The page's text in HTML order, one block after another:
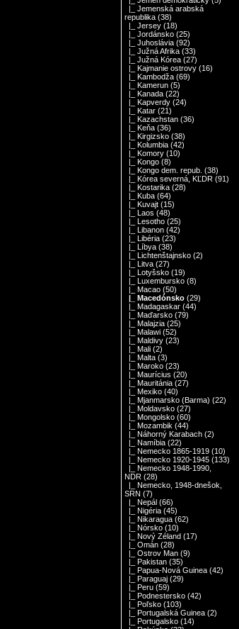
|_ Jemenská arabská
republika (38)
|_ Jersey (18)
|_ Jordánsko (25)
|_ Juhoslávia (92)
|_ Južná Afrika (33)
|_ Južná Kórea (27)
|_ Kajmanie ostrovy (16)
|_ Kambodža (69)
|_ Kamerun (5)
|_ Kanada (22)
|_ Kapverdy (24)
|_ Katar (21)
|_ Kazachstan (36)
|_ Keňa (36)
|_ Kirgizsko (38)
|_ Kolumbia (42)
|_ Komory (10)
|_ Kongo (8)
|_ Kongo dem. repub. (38)
|_ Kórea severná, KĽDR (91)
|_ Kostarika (28)
|_ Kuba (64)
|_ Kuvajt (15)
|_ Laos (48)
|_ Lesotho (25)
|_ Libanon (42)
|_ Libéria (23)
|_ Líbya (38)
|_ Lichtenštajnsko (2)
|_ Litva (27)
|_ Lotyšsko (19)
|_ Luxembursko (8)
|_ Macao (50)
|_ Macedónsko (29)
|_ Madagaskar (44)
|_ Maďarsko (79)
|_ Malajzia (25)
|_ Malawi (52)
|_ Maldivy (23)
|_ Mali (2)
|_ Malta (3)
|_ Maroko (23)
|_ Maurícius (20)
|_ Mauritánia (27)
|_ Mexiko (40)
|_ Mjanmarsko (Barma) (22)
|_ Moldavsko (27)
|_ Mongolsko (60)
|_ Mozambik (44)
|_ Náhorný Karabach (2)
|_ Namíbia (22)
|_ Nemecko 1865-1919 (10)
|_ Nemecko 1920-1945 (133)
|_ Nemecko 1948-1990,
NDR (28)
|_ Nemecko, 1948-dnešok,
SRN (7)
|_ Nepál (66)
|_ Nigéria (45)
|_ Nikaragua (62)
|_ Nórsko (10)
|_ Nový Zéland (17)
|_ Omán (28)
|_ Ostrov Man (9)
|_ Pakistan (35)
|_ Papua-Nová Guinea (42)
|_ Paraguaj (29)
|_ Peru (59)
|_ Podnestersko (42)
|_ Poľsko (103)
|_ Portugalská Guinea (2)
|_ Portugalsko (14)